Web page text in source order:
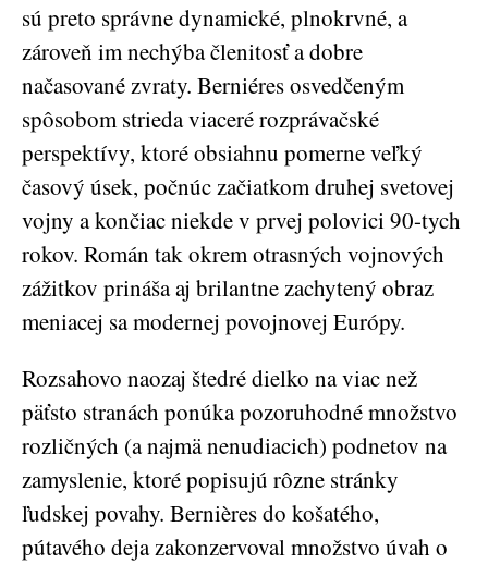
sú preto správne dynamické, plnokrvné, a
zároveň im nechýba členitosť a dobre
načasované zvraty. Berniéres osvedčeným
spôsobom strieda viaceré rozprávačské
perspektívy, ktoré obsiahnu pomerne veľký
časový úsek, počnúc začiatkom druhej svetovej
vojny a končiac niekde v prvej polovici 90-tych
rokov. Román tak okrem otrasných vojnových
zážitkov prináša aj brilantne zachytený obraz
meniacej sa modernej povojnovej Európy.
Rozsahovo naozaj štedré dielko na viac než
päťsto stranách ponúka pozoruhodné množstvo
rozličných (a najmä nenudiacich) podnetov na
zamyslenie, ktoré popisujú rôzne stránky
ľudskej povahy. Bernières do košatého,
pútavého deja zakonzervoval množstvo úvah o